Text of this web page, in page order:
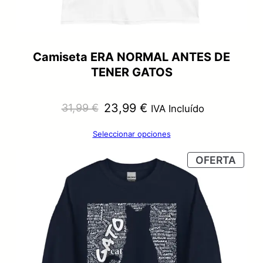
Camiseta ERA NORMAL ANTES DE
TENER GATOS
31,99€ El
era:
23,99 €ElIVA Incluído
Seleccionar opciones
OFERTA
EN